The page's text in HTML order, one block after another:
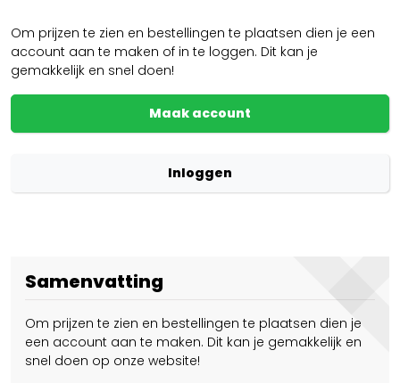
Om prijzen te zien en bestellingen te plaatsen dien je een
account aan te maken of in te loggen. Dit kan je
gemakkelijk en snel doen!
Maak account
Inloggen
Samenvatting
Om prijzen te zien en bestellingen te plaatsen dien je
een account aan te maken. Dit kan je gemakkelijk en
snel doen op onze website!